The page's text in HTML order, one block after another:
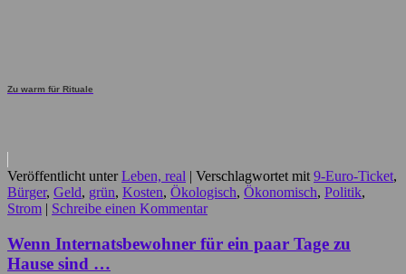
Zu warm für Rituale
Veröffentlicht unter Leben, real | Verschlagwortet mit 9-Euro-Ticket,
Bürger, Geld, grün, Kosten, Ökologisch, Ökonomisch, Politik,
Strom | Schreibe einen Kommentar
Wenn Internatsbewohner für ein paar Tage zu
Hause sind …